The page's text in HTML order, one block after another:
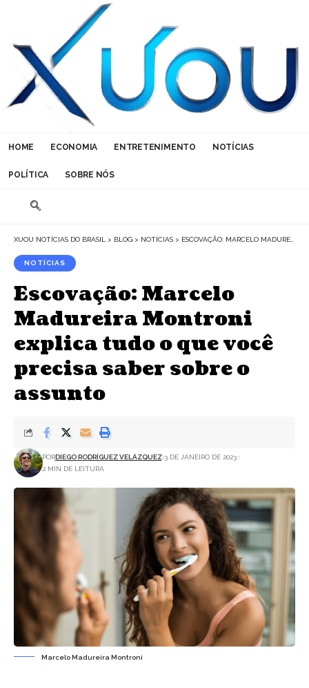
HOME ECONOMIA ENTRETENIMENTO NOTÍCIAS
POLÍTICA SOBRE NÓS
XUOU NOTÍCIAS DO BRASIL > BLOG > NOTÍCIAS > ESCOVAÇÃO: MARCELO MADUREIRA MONTRONI EXPLICA TUDO O QUE VOCÊ PRECISA SABER SOBRE O ASSUNTO
NOTÍCIAS
Escovação: Marcelo
Madureira Montroni
explica tudo o que você
precisa saber sobre o
assunto
PORDIEGO RODRÍGUEZ VELÁZQUEZ 3 DE JANEIRO DE 2023
2 MIN DE LEITURA
Marcelo Madureira Montroni